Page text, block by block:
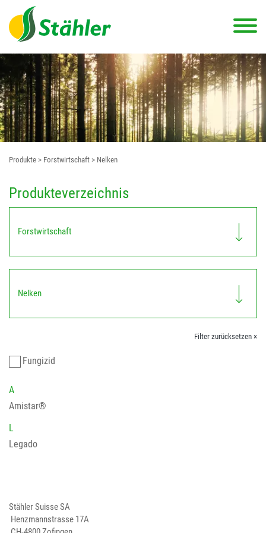
Produkte > Forstwirtschaft > Nelken
Produkteverzeichnis
Forstwirtschaft
Nelken
Filter zurücksetzen ×
Fungizid
A
Amistar®
L
Legado
Stähler Suisse SA
Henzmannstrasse 17A